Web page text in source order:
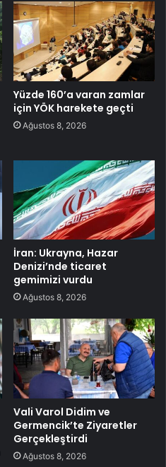
Yüzde 160’a varan zamlar
için YÖK harekete geçti
Ağustos 8, 2026
İran: Ukrayna, Hazar
Denizi’nde ticaret
gemimizi vurdu
Ağustos 8, 2026
Vali Varol Didim ve
Germencik’te Ziyaretler
Gerçekleştirdi
Ağustos 8, 2026